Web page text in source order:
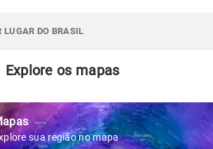
LUGAR DO BRASIL
Explore os mapas
sua região no mapa